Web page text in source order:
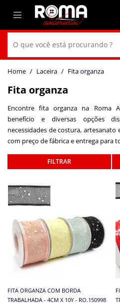
Laceira Fita organza
Fita organza
Encontre fita organza na Roma
benefício e diversas opções
necessidades de costura, artesanato
com preço de fábrica e entrega para
FITA ORGANZA COM BORDA
TRABALHADA - 4CM X 10Y - RO.150998